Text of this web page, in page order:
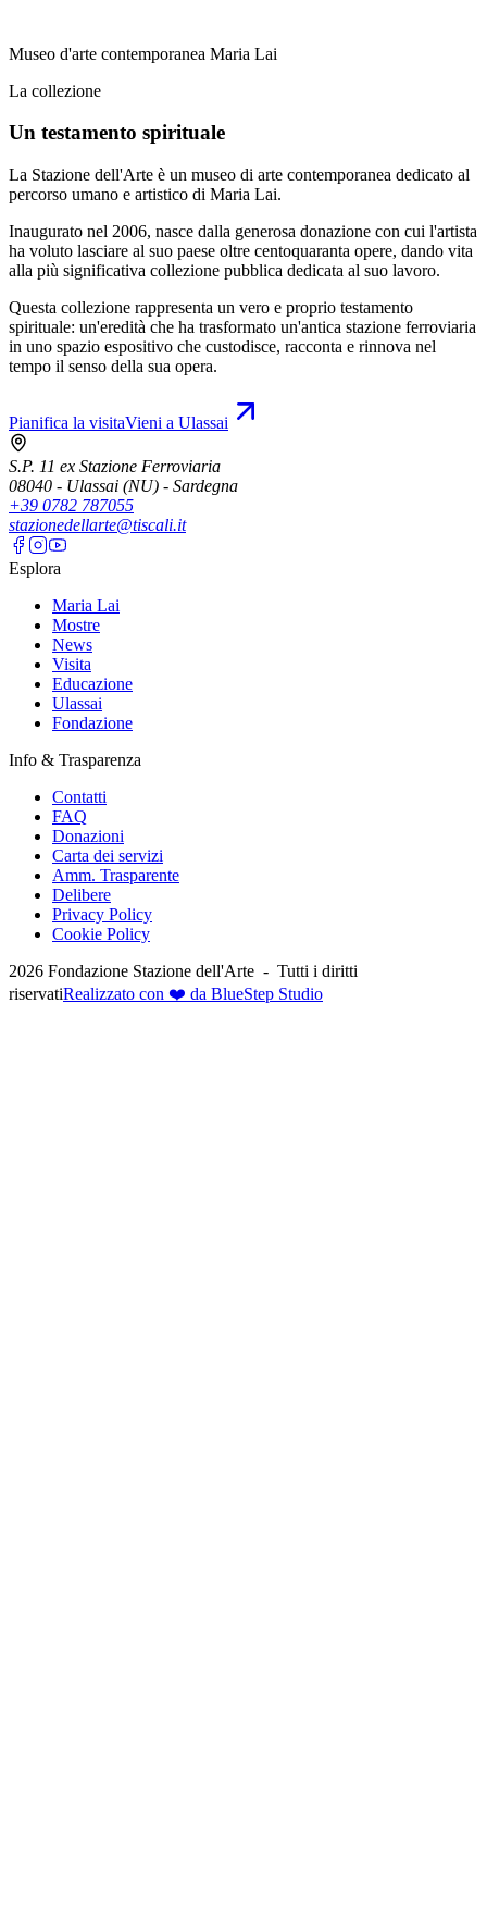
Museo d'arte contemporanea Maria Lai
La collezione
Un testamento spirituale
La Stazione dell'Arte è un museo di arte contemporanea dedicato al
percorso umano e artistico di Maria Lai.
Inaugurato nel 2006, nasce dalla generosa donazione con cui l'artista
ha voluto lasciare al suo paese oltre centoquaranta opere, dando vita
alla più significativa collezione pubblica dedicata al suo lavoro.
Questa collezione rappresenta un vero e proprio testamento
spirituale: un'eredità che ha trasformato un'antica stazione ferroviaria
in uno spazio espositivo che custodisce, racconta e rinnova nel
tempo il senso della sua opera.
Pianifica la visitaVieni a Ulassai
S.P. 11 ex Stazione Ferroviaria
08040 - Ulassai (NU) - Sardegna
+39 0782 787055
stazionedellarte@tiscali.it
Esplora
Maria Lai
Mostre
News
Visita
Educazione
Ulassai
Fondazione
Info & Trasparenza
Contatti
FAQ
Donazioni
Carta dei servizi
Amm. Trasparente
Delibere
Privacy Policy
Cookie Policy
2026 Fondazione Stazione dell'Arte - Tutti i diritti
riservatiRealizzato con ❤️ da BlueStep Studio